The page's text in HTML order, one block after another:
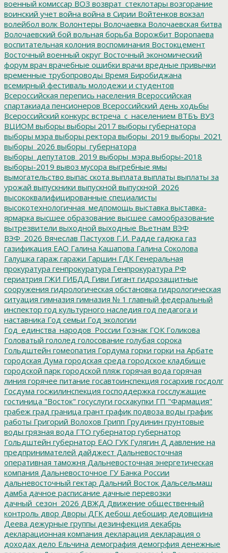
военный комиссар ВОЗ возврат_стеклотары возгорание
воинский учет война война в Сирии Войтенков вокзал
волейбол волк Волонтеры Волочаевка Волочаевская битва
Волочаевский бой вольная борьба Ворожбит Воропаева
воспитательная колония воспоминания Востокцемент
Восточный военный округ Восточный экономический
форум врач врачебные ошибки врачи вредные привычки
временные трубопроводы Время Биробиджана
всемирный фестиваль молодежи и студентов
Всероссийская перепись населения Всероссийская
спартакиада пенсионеров Всероссийский день ходьбы
Всероссийский конкурс встреча_с_населением ВТБъ ВУЗ
ВЦИОМ выборы выборы 2017 выборы губернатора
выборы мэра выборы ректора выборы_2019 выборы_2021
выборы_2026 выборы_губернатора
выборы_депутатов_2019 выборы_мэра выборы-2018
выборы-2019 вывоз мусора выгребные ямы
вымогательство выпас скота выплата выплаты выплаты за
урожай выпускники выпускной выпускной_2026
высококвалифицированные специалисты
высокотехнологичная_медпомощь выставка выставка-
ярмарка высшее образование высшее самообразование
вытрезвители выходной выходные Вьетнам ВЭФ
ВЭФ_2026 Вячеслав Пастухов Г.И. Радде гадюка газ
газификация ЕАО Галина Кашапова Галина Соколова
Галушка гараж гаражи Гаршин ГДК Генеральная
прокуратура генпрокуратура Генпрокуратура РФ
гериатрия ГЖИ ГИБДД Гиви Гигант гидрозащитные
сооружения гидрологическая обстановка гидрологическая
ситуация гимназия гимназия № 1 главный федеральный
инспектор год культурного наследия год педагога и
наставника Год семьи Год экологии
Год_единства_народов_России Гознак ГОК Голикова
Головатый гололед голосование голубая сорока
Гольдштейн гомеопатия Гордума горки горки на Арбате
городская Дума городская среда городское кладбище
городской парк городской пляж горячая вода горячая
линия горячее питание госавтоинспекция госархив госдолг
Госдума госжилинспекция господдержка госслужащие
гостиница "Восток" госуслуги госхакупки ГП "Фармация"
грабеж град граница грант график подвоза воды график
работы Григорий Волохов Грипп Грудинин грунтовые
воды грязная вода ГТО губернатор губернатор
Гольдштейн губернатор ЕАО ГУК Гулягин Д давление на
предпринимателей дайджест Дальневосточная
оперативная таможня Дальневосточная энергетическая
компания Дальневосточное ГУ Банка России
дальневосточный гектар Дальний Восток Дальсельмаш
дамба дачное расписание дачные перевозки
дачный_сезон_2026 ДВЖД Движение общественный
контроль двор Дворы ДГК дебош дебошир дедовщина
Деева дежурные группы дезинфекция декабрь
декларационная компания декларация декларация о
доходах дело Ельчина демография демогрфия денежные